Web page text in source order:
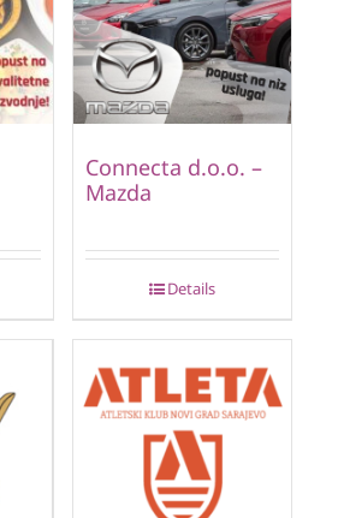
Connecta d.o.o. –
Mazda
Details